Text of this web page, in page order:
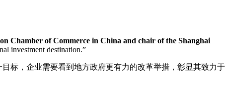
Chamber of Commerce in China and chair of the Shanghai
investment destination.”
标，企业需要看到地方政府更有力的改革举措，彰显其致力于